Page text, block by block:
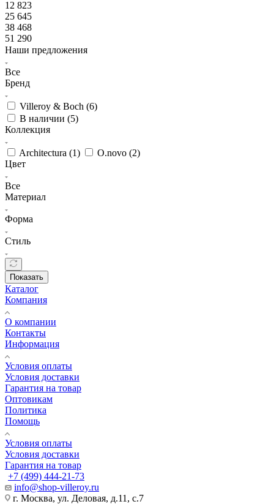
12 823
25 645
38 468
51 290
Наши предложения
Все
Бренд
Villeroy & Boch (6)
В наличии (5)
Коллекция
Architectura (1) O.novo (2)
Цвет
Все
Материал
Форма
Стиль
Показать
Каталог
Компания
О компании
Контакты
Информация
Условия оплаты
Условия доставки
Гарантия на товар
Оптовикам
Политика
Помощь
Условия оплаты
Условия доставки
Гарантия на товар
+7 (499) 444-21-73
info@shop-villeroy.ru
г. Москва, ул. Деловая, д.11, с.7